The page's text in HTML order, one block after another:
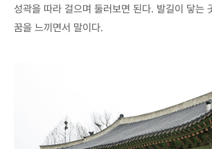
성곽을 따라 걸으며 둘러보면 된다. 발길이 닿는
꿈을 느끼면서 말이다.